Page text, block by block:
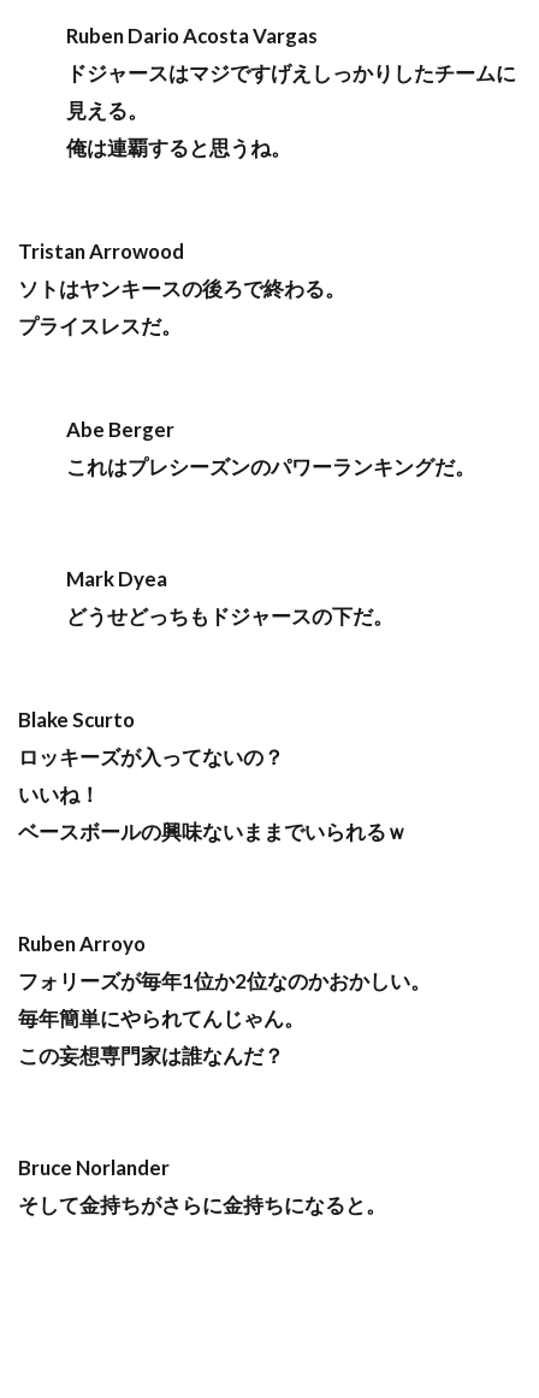
Ruben Dario Acosta Vargas
ドジャースはマジですげえしっかりしたチームに
見える。
俺は連覇すると思うね。
Tristan Arrowood
ソトはヤンキースの後ろで終わる。
プライスレスだ。
Abe Berger
これはプレシーズンのパワーランキングだ。
Mark Dyea
どうせどっちもドジャースの下だ。
Blake Scurto
ロッキーズが入ってないの？
いいね！
ベースボールの興味ないままでいられるｗ
Ruben Arroyo
フォリーズが毎年1位か2位なのかおかしい。
毎年簡単にやられてんじゃん。
この妄想専門家は誰なんだ？
Bruce Norlander
そして金持ちがさらに金持ちになると。